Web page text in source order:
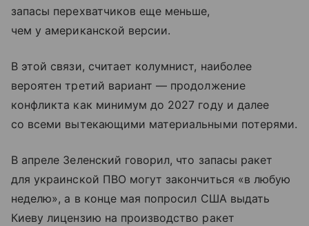
запасы перехватчиков еще меньше,
чем у американской версии.
В этой связи, считает колумнист, наиболее
вероятен третий вариант — продолжение
конфликта как минимум до 2027 году и далее
со всеми вытекающими материальными потерями.
В апреле Зеленский говорил, что запасы ракет
для украинской ПВО могут закончиться «в любую
неделю», а в конце мая попросил США выдать
Киеву лицензию на производство ракет